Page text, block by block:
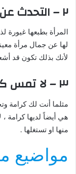
٢ – التحدث عن نساء آخرين
المرأة بطبعها غيورة
لها عن جمال مرأة
لأنك بذلك تكون قد
٣ – لا تمس كرامتها
مثلما أنت لك كرامة
هي أيضاً لديها كرامة ،
منها او تستغلها .
مواضيع